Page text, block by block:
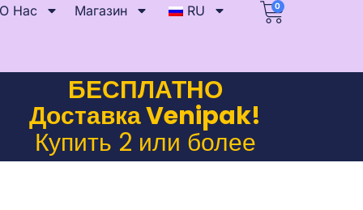
Нас Магазин RU 0
БЕСПЛАТНО
Доставка Venipak!
Купить 2 или более